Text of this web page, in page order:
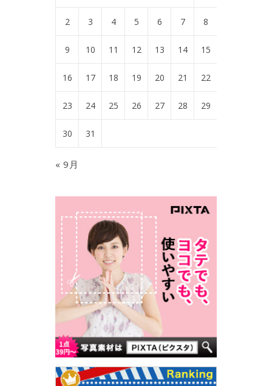
2 3 4 5 6 7 8
9 10 11 12 13 14 15
16 17 18 19 20 21 22
23 24 25 26 27 28 29
30 31
« 9月